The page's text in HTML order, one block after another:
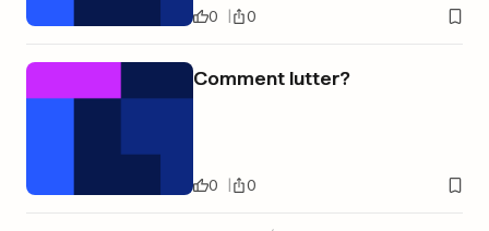
0 0
Comment lutter?
0 0